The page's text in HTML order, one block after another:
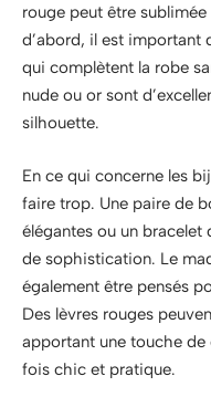
rouge peut être
d’abord, il est important
qui complètent la robe
nude ou or sont
silhouette.
En ce qui concerne les
faire trop. Une paire de
élégantes ou un
de sophistication. Le
également être pensés
Des lèvres rouges
apportant une touche de
fois chic et pratique.